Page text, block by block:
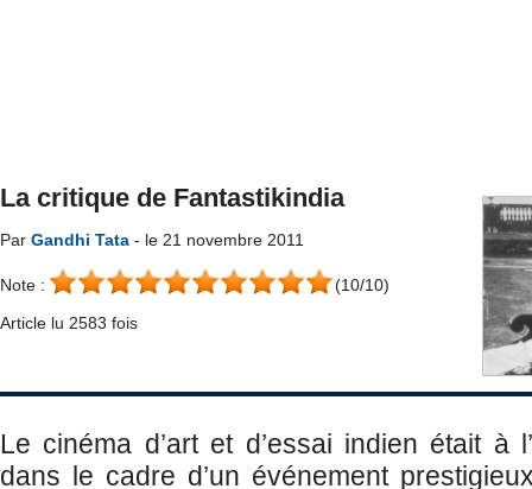
La critique de Fantastikindia
Par Gandhi Tata - le 21 novembre 2011
Note :
(10/10)
Article lu 2583 fois
Le cinéma d’art et d’essai indien était à
dans le cadre d’un événement